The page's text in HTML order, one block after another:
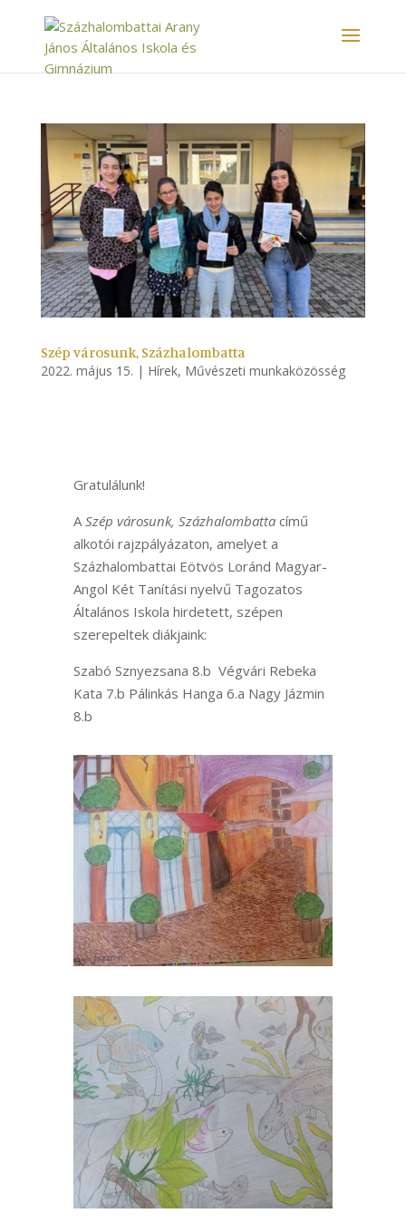
Szép városunk, Százhalombatta
2022. május 15. | Hírek, Művészeti munkaközösség
Gratulálunk!
ASzép városunk, Százhalombattacímű
alkotói rajzpályázaton, amelyet a
Százhalombattai Eötvös Loránd Magyar-
Angol Két Tanítási nyelvű Tagozatos
Általános Iskola hirdetett, szépen
szerepeltek diákjaink:
Szabó Sznyezsana 8.b Végvári Rebeka
Kata 7.b Pálinkás Hanga 6.a Nagy Jázmin
8.b